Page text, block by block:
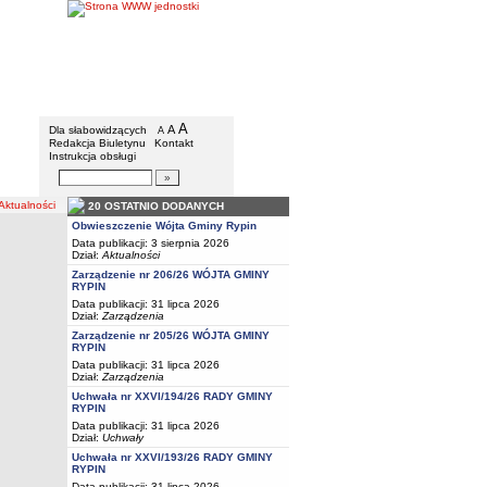
Gmina Rypin
Menu dodatkowe
Dla słabowidzących A pomniejsz czcionkę
A standardowy rozmiar czcionki
A
Redakcja Biuletynu
Kontakt
Instrukcja obsługi
Wyszukiwarka artykułów
20 OSTATNIO DODANYCH
Obwieszczenie Wójta Gminy Rypin
Data publikacji: 3 sierpnia 2026
Dział: Aktualności
Zarządzenie nr 206/26 WÓJTA GMINY
RYPIN
Data publikacji: 31 lipca 2026
Dział: Zarządzenia
Zarządzenie nr 205/26 WÓJTA GMINY
RYPIN
Data publikacji: 31 lipca 2026
Dział: Zarządzenia
Uchwała nr XXVI/194/26 RADY GMINY
RYPIN
Data publikacji: 31 lipca 2026
Dział: Uchwały
Uchwała nr XXVI/193/26 RADY GMINY
RYPIN